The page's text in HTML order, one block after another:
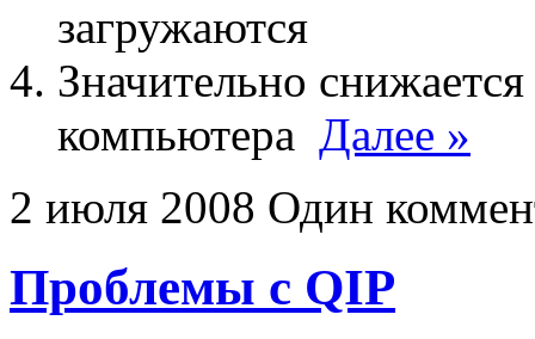
загружаются
Значительно
компьютера Далее »
2 июля 2008 Один
Проблемы с QIP